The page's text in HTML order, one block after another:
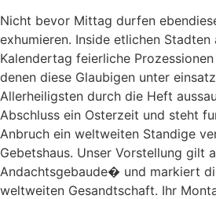
Nicht bevor Mittag durfen
exhumieren. Inside etlichen
Kalendertag feierliche
denen diese Glaubigen unter
Allerheiligsten durch die Heft
Abschluss ein Osterzeit und steht
Anbruch ein weltweiten Standige
Gebetshaus. Unser Vorstellung gilt
Andachtsgebaude� und markiert
weltweiten Gesandtschaft. Ihr